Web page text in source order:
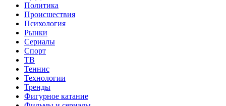
Политика
Происшествия
Психология
Рынки
Сериалы
Спорт
ТВ
Теннис
Технологии
Тренды
Фигурное катание